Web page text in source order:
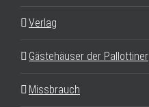
Verlag
Gästehäuser der Pallottiner
Missbrauch